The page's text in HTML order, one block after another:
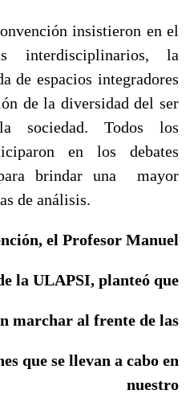
insistieron en el
interdisciplinarios, la
de espacios integradores
de la diversidad del ser
sociedad. Todos los
en los debates
brindar una mayor
de análisis.
el Profesor Manuel
la ULAPSI, planteó que
marchar al frente de las
que se llevan a cabo en
nuestro